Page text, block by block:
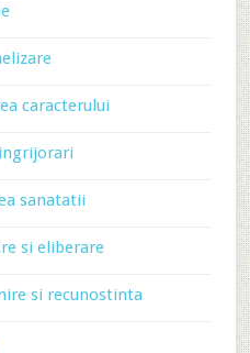
caracterului
sanatatii
si eliberare
si recunostinta